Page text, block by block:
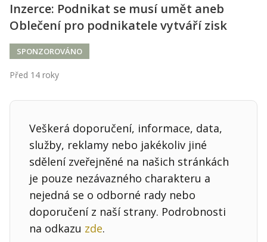
Hledaná fráze
Inzerce: Podnikat se musí umět aneb
Oblečení pro podnikatele vytváří zisk
SPONZOROVÁNO
Před 14 roky
Veškerá doporučení, informace, data,
služby, reklamy nebo jakékoliv jiné
sdělení zveřejněné na našich stránkách
je pouze nezávazného charakteru a
nejedná se o odborné rady nebo
doporučení z naší strany. Podrobnosti
na odkazu zde.